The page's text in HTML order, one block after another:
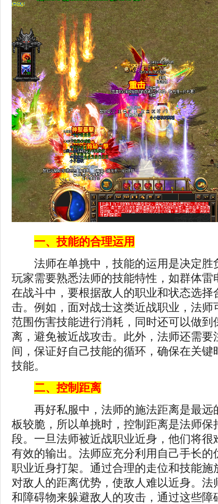
一、技能的合理运用
法师在单挑中，技能的运用是决定胜
玩家需要熟悉法师的技能特性，如群体雷
在战斗中，要根据敌人的职业和状态选择
击。例如，面对战士这类近战职业，法师
范围伤害技能进行消耗，同时还可以做到
离，避免被近战攻击。此外，法师还需要
间，保证好自己技能的循环，确保在关键
技能。
二、控制距离
再好私服中，法师的施法距离是最远
板较脆，所以单挑时，控制距离是法师保
段。一旦法师被近战职业近身，他们将很
有效的输出。法师应充分利用自己手长的
职业近身打架。通过合理的走位和技能施
对敌人的距离优势，使敌人难以近身。法
和障碍物来躲避敌人的攻击，通过这些障